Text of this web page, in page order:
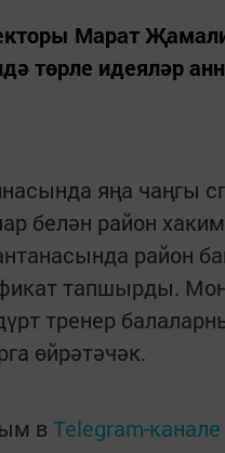
Марат
төрле идеяләр
яңа чаңгы
белән район
район
тапшырды.
тренер
өйрәтәчәк.
в Telegram-канале